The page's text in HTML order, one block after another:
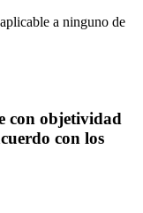
a ninguno de
con objetividad
con los